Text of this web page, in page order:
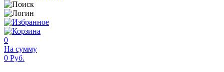
0
На сумму
0 Руб.